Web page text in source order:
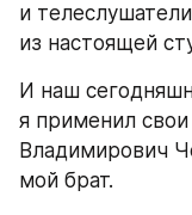
и
из настоящей
И наш
я применил
Владимирович
мой брат.